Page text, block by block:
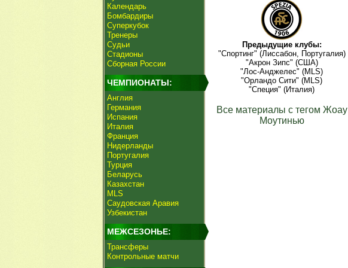
Календарь
Бомбардиры
Суперкубок
Тренеры
Судьи
Стадионы
Сборная России
ЧЕМПИОНАТЫ:
Англия
Германия
Испания
Италия
Франция
Нидерланды
Португалия
Турция
Беларусь
Казахстан
MLS
Саудовская Аравия
Узбекистан
МЕЖСЕЗОНЬЕ:
Трансферы
Контрольные матчи
Предыдущие клубы:
"Спортинг" (Лиссабон, Португалия)
"Акрон Зипс" (США)
"Лос-Анджелес" (MLS)
"Орландо Сити" (MLS)
"Специя" (Италия)
Все материалы с тегом Жоау
Моутинью